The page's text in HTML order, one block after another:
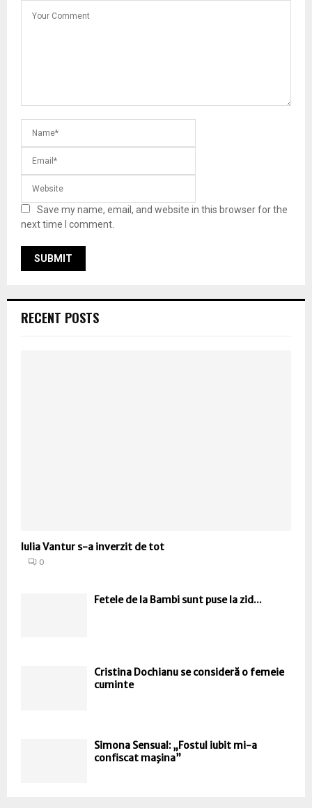
Save my name, email, and website in this browser for the
next time I comment.
RECENT POSTS
Iulia Vantur s-a inverzit de tot
0
Fetele de la Bambi sunt puse la zid...
Cristina Dochianu se consideră o femeie
cuminte
Simona Sensual: „Fostul iubit mi-a
confiscat maşina”